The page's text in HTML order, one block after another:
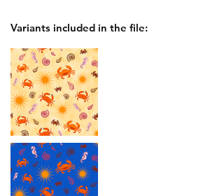
Variants included in the file: